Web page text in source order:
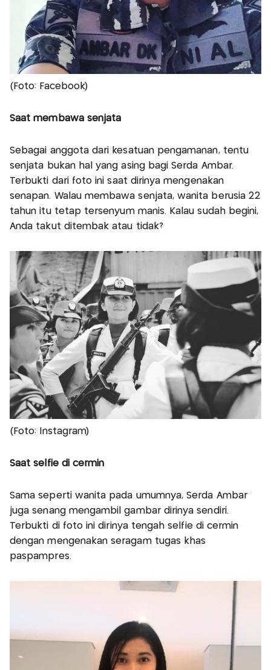
(Foto: Facebook)
Saat membawa senjata
Sebagai anggota dari kesatuan pengamanan, tentu
senjata bukan hal yang asing bagi Serda Ambar.
Terbukti dari foto ini saat dirinya mengenakan
senapan. Walau membawa senjata, wanita berusia 22
tahun itu tetap tersenyum manis. Kalau sudah begini,
Anda takut ditembak atau tidak?
(Foto: Instagram)
Saat selfie di cermin
Sama seperti wanita pada umumnya, Serda Ambar
juga senang mengambil gambar dirinya sendiri.
Terbukti di foto ini dirinya tengah selfie di cermin
dengan mengenakan seragam tugas khas
paspampres.